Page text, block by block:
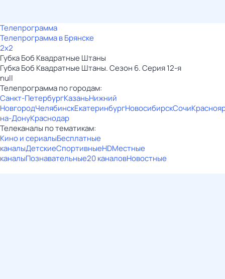
Телепрограмма
Телепрограмма в Брянске
2x2
Губка Боб Квадратные Штаны
Губка Боб Квадратные Штаны. Сезон 6. Серия 12-я
null
Телепрограмма по городам:
Санкт-ПетербургКазаньНижний
НовгородЧелябинскЕкатеринбургНовосибирскСочи
на-ДонуКраснодар
Телеканалы по тематикам:
Кино и сериалыБесплатные
каналыДетскиеСпортивныеHDМестные
каналыПознавательные20 каналовНовостные